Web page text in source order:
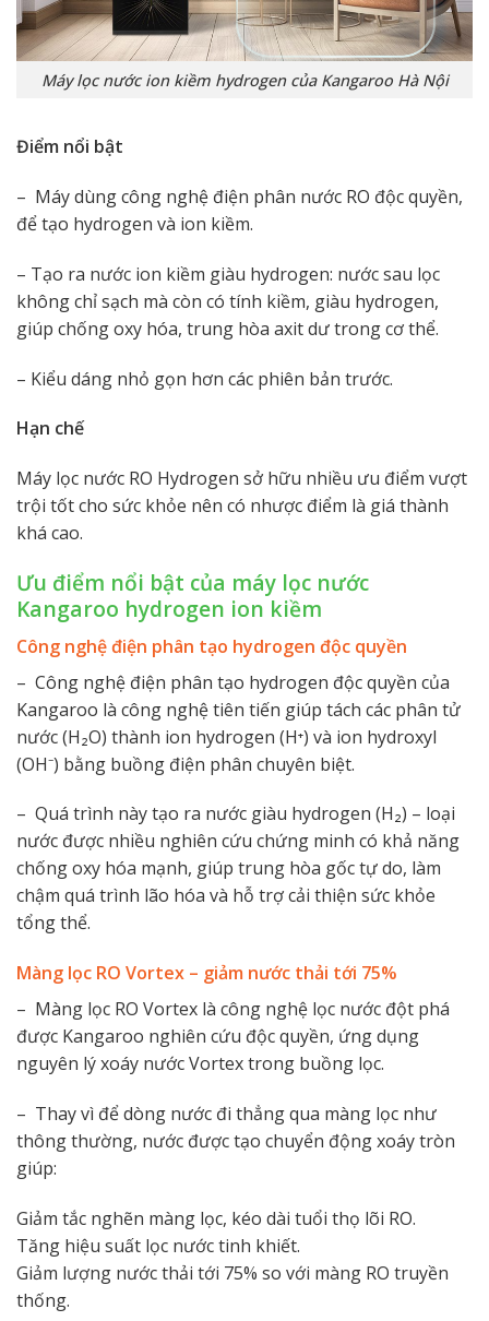
Máy lọc nước ion kiềm hydrogen của Kangaroo Hà Nội
Điểm nổi bật
– Máy dùng công nghệ điện phân nước RO độc quyền,
để tạo hydrogen và ion kiềm.
– Tạo ra nước ion kiềm giàu hydrogen: nước sau lọc
không chỉ sạch mà còn có tính kiềm, giàu hydrogen,
giúp chống oxy hóa, trung hòa axit dư trong cơ thể.
– Kiểu dáng nhỏ gọn hơn các phiên bản trước.
Hạn chế
Máy lọc nước RO Hydrogen sở hữu nhiều ưu điểm vượt
trội tốt cho sức khỏe nên có nhược điểm là giá thành
khá cao.
Ưu điểm nổi bật của máy lọc nước
Kangaroo hydrogen ion kiềm
Công nghệ điện phân tạo hydrogen độc quyền
– Công nghệ điện phân tạo hydrogen độc quyền của
Kangaroo là công nghệ tiên tiến giúp tách các phân tử
nước (H₂O) thành ion hydrogen (H⁺) và ion hydroxyl
(OH⁻) bằng buồng điện phân chuyên biệt.
– Quá trình này tạo ra nước giàu hydrogen (H₂) – loại
nước được nhiều nghiên cứu chứng minh có khả năng
chống oxy hóa mạnh, giúp trung hòa gốc tự do, làm
chậm quá trình lão hóa và hỗ trợ cải thiện sức khỏe
tổng thể.
Màng lọc RO Vortex – giảm nước thải tới 75%
– Màng lọc RO Vortex là công nghệ lọc nước đột phá
được Kangaroo nghiên cứu độc quyền, ứng dụng
nguyên lý xoáy nước Vortex trong buồng lọc.
– Thay vì để dòng nước đi thẳng qua màng lọc như
thông thường, nước được tạo chuyển động xoáy tròn
giúp:
Giảm tắc nghẽn màng lọc, kéo dài tuổi thọ lõi RO.
Tăng hiệu suất lọc nước tinh khiết.
Giảm lượng nước thải tới 75% so với màng RO truyền
thống.